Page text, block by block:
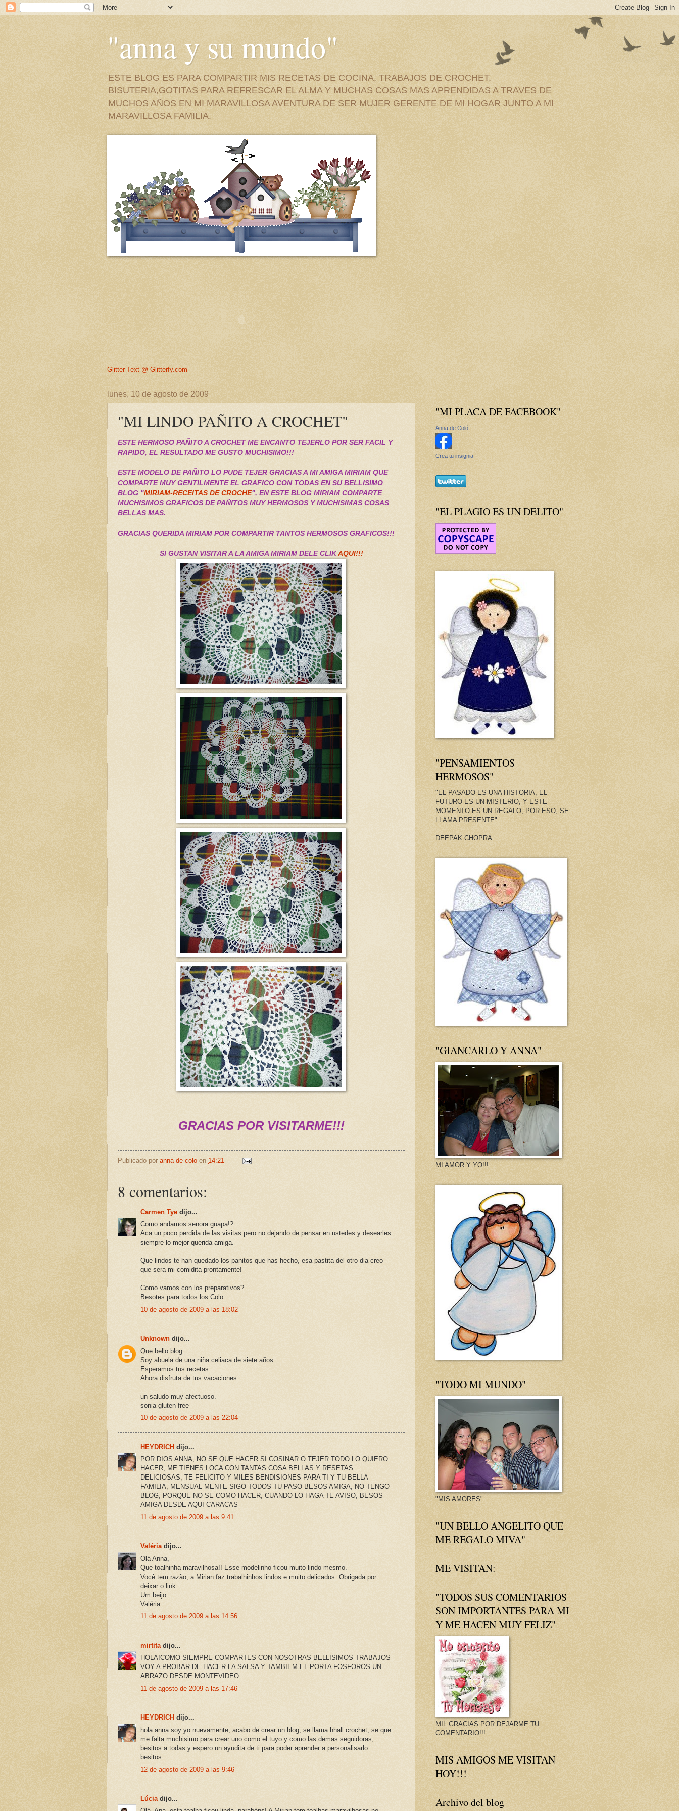
"anna y su mundo"
ESTE BLOG ES PARA COMPARTIR MIS RECETAS DE COCINA, TRABAJOS DE CROCHET,
BISUTERIA,GOTITAS PARA REFRESCAR EL ALMA Y MUCHAS COSAS MAS APRENDIDAS A TRAVES DE
MUCHOS AÑOS EN MI MARAVILLOSA AVENTURA DE SER MUJER GERENTE DE MI HOGAR JUNTO A MI
MARAVILLOSA FAMILIA.
Glitter Text @ Glitterfy.com
lunes, 10 de agosto de 2009
"MI LINDO PAÑITO A CROCHET"
ESTE HERMOSO PAÑITO A CROCHET ME ENCANTO TEJERLO POR SER FACIL Y
RAPIDO, EL RESULTADO ME GUSTO MUCHISIMO!!!
ESTE MODELO DE PAÑITO LO PUDE TEJER GRACIAS A MI AMIGA MIRIAM QUE
COMPARTE MUY GENTILMENTE EL GRAFICO CON TODAS EN SU BELLISIMO
BLOG "MIRIAM-RECEITAS DE CROCHE", EN ESTE BLOG MIRIAM COMPARTE
MUCHISIMOS GRAFICOS DE PAÑITOS MUY HERMOSOS Y MUCHISIMAS COSAS
BELLAS MAS.
GRACIAS QUERIDA MIRIAM POR COMPARTIR TANTOS HERMOSOS GRAFICOS!!!
SI GUSTAN VISITAR A LA AMIGA MIRIAM DELE CLIKAQUI!!!
GRACIAS POR VISITARME!!!
Publicado por anna de colo en 14:21
8 comentarios:
Carmen Tye dijo...
Como andamos senora guapa!?
Aca un poco perdida de las visitas pero no dejando de pensar en ustedes y desearles
siempre lo mejor querida amiga.
Que lindos te han quedado los panitos que has hecho, esa pastita del otro dia creo
que sera mi comidita prontamente!
Como vamos con los preparativos?
Besotes para todos los Colo
10 de agosto de 2009 a las 18:02
Unknown dijo...
Que bello blog.
Soy abuela de una niña celiaca de siete años.
Esperamos tus recetas.
Ahora disfruta de tus vacaciones.
un saludo muy afectuoso.
sonia gluten free
10 de agosto de 2009 a las 22:04
HEYDRICH dijo...
POR DIOS ANNA, NO SE QUE HACER SI COSINAR O TEJER TODO LO QUIERO
HACER, ME TIENES LOCA CON TANTAS COSA BELLAS Y RESETAS
DELICIOSAS, TE FELICITO Y MILES BENDISIONES PARA TI Y TU BELLA
FAMILIA, MENSUAL MENTE SIGO TODOS TU PASO BESOS AMIGA, NO TENGO
BLOG, PORQUE NO SE COMO HACER, CUANDO LO HAGA TE AVISO, BESOS
AMIGA DESDE AQUI CARACAS
11 de agosto de 2009 a las 9:41
Valériadijo...
Olá Anna,
Que toalhinha maravilhosa!! Esse modelinho ficou muito lindo mesmo.
Você tem razão, a Mirian faz trabalhinhos lindos e muito delicados. Obrigada por
deixar o link.
Um beijo
Valéria
11 de agosto de 2009 a las 14:56
mirtita dijo...
HOLA!COMO SIEMPRE COMPARTES CON NOSOTRAS BELLISIMOS TRABAJOS
VOY A PROBAR DE HACER LA SALSA Y TAMBIEM EL PORTA FOSFOROS.UN
ABRAZO DESDE MONTEVIDEO
11 de agosto de 2009 a las 17:46
HEYDRICH dijo...
hola anna soy yo nuevamente, acabo de crear un blog, se llama hhall crochet, se que
me falta muchisimo para crear uno como el tuyo y como las demas seguidoras,
besitos a todas y espero un ayudita de ti para poder aprender a personalisarlo...
besitos
12 de agosto de 2009 a las 9:46
Lúcia dijo...
"MI PLACA DE FACEBOOK"
Anna de Coló
Crea tu insignia
"EL PLAGIO ES UN DELITO"
"PENSAMIENTOS
HERMOSOS"
"EL PASADO ES UNA HISTORIA, EL
FUTURO ES UN MISTERIO, Y ESTE
MOMENTO ES UN REGALO, POR ESO, SE
LLAMA PRESENTE".
DEEPAK CHOPRA
"GIANCARLO Y ANNA"
MI AMOR Y YO!!!
"TODO MI MUNDO"
"MIS AMORES"
"UN BELLO ANGELITO QUE
ME REGALO MIVA"
ME VISITAN:
"TODOS SUS COMENTARIOS
SON IMPORTANTES PARA MI
Y ME HACEN MUY FELIZ"
MIL GRACIAS POR DEJARME TU
COMENTARIO!!!
MIS AMIGOS ME VISITAN
HOY!!!
Archivo del blog